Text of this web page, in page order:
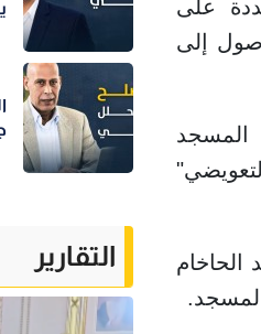
على
إلى
المسجد
الحاخام
التقارير